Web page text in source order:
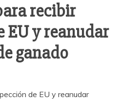
recibir
EU y reanudar
ganado
de EU y reanudar